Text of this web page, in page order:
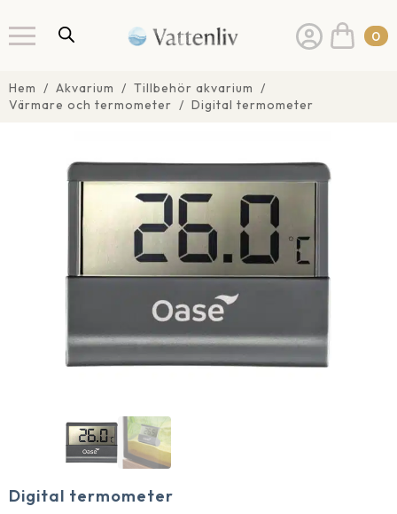
0
Hem Akvarium
Tillbehör akvarium
Värmare och termometer
Digital termometer
Digital termometer